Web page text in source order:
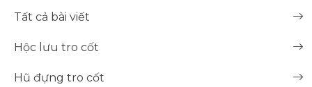
Tất cả bài viết
Hộc lưu tro cốt
Hũ đựng tro cốt